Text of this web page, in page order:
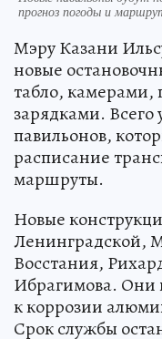
прогноз погоды и
Мэру Казани
новые
табло, камерами,
зарядками. Всего
павильонов,
расписание
маршруты.
Новые
Ленинградской,
Восстания,
Ибрагимова. Они
к коррозии
Срок службы